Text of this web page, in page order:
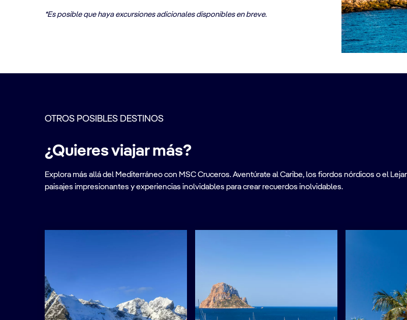
*Es posible que haya excursiones adicionales disponibles en breve.
OTROS POSIBLES DESTINOS
¿Quieres viajar más?
Explora más allá del Mediterráneo con MSC Cruceros. Aventúrate al Caribe, los fiordos nórdicos o el
paisajes impresionantes y experiencias inolvidables para crear recuerdos inolvidables.